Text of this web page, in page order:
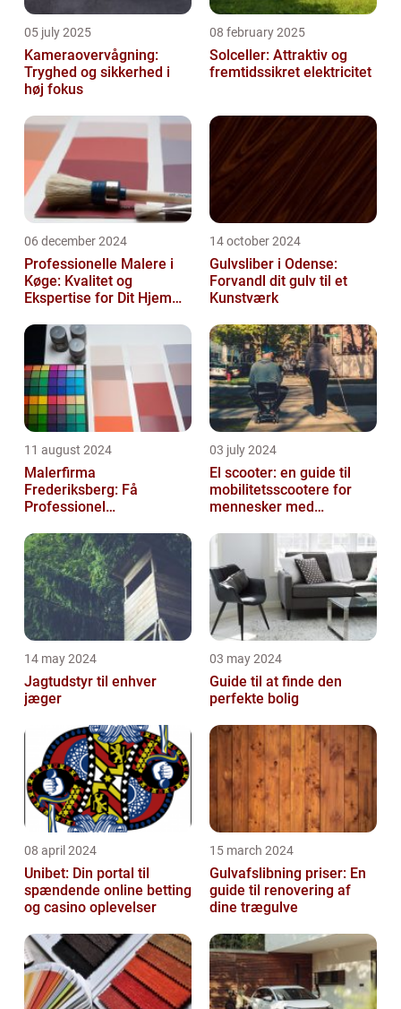
05 july 2025
Kameraovervågning:
Tryghed og sikkerhed i
høj fokus
08 february 2025
Solceller: Attraktiv og
fremtidssikret elektricitet
06 december 2024
Professionelle Malere i
Køge: Kvalitet og
Ekspertise for Dit Hjem
14 october 2024
Gulvsliber i Odense:
Forvandl dit gulv til et
Kunstværk
11 august 2024
Malerfirma
Frederiksberg: Få
Professionel
eller virksomhed
03 july 2024
El scooter: en guide til
mobilitetsscootere for
mennesker med
14 may 2024
Jagtudstyr til enhver
jæger
03 may 2024
Guide til at finde den
perfekte bolig
08 april 2024
Unibet: Din portal til
spændende online betting
og casino oplevelser
15 march 2024
Gulvafslibning priser: En
guide til renovering af
dine trægulve